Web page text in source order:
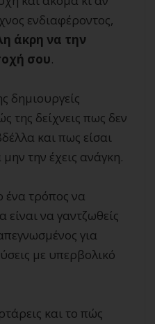
ενδιαφέροντος,
άκρη να την
σου.
δημιουργείς
της δείχνεις πως δεν
και πως είσαι
την έχεις ανάγκη.
ένα τρόπος να
είναι να γαντζωθείς
για
με υπερβολικό
και το πώς